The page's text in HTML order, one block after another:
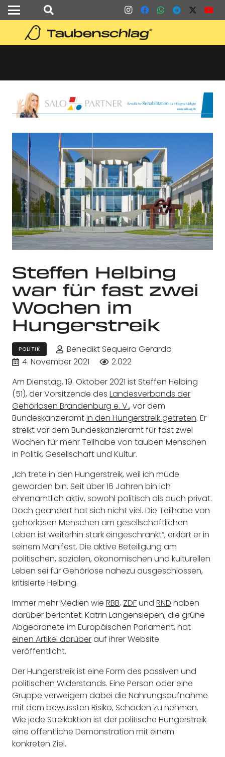
Steffen Helbing
war für fast zwei
Wochen im
Hungerstreik
POLITIK
Benedikt Sequeira Gerardo
4. November 2021
2.022
Am Dienstag, 19. Oktober 2021 ist Steffen Helbing
(51), der Vorsitzende des Landesverbands der
Gehörlosen Brandenburg e. V., vor dem
Bundeskanzleramtin den Hungerstreik getreten. Er
streikt vor dem Bundeskanzleramt für fast zwei
Wochen für mehr Teilhabe von tauben Menschen
in Politik, Gesellschaft und Kultur.
„Ich trete in den Hungerstreik, weil ich müde
geworden bin. Seit über 16 Jahren bin ich
ehrenamtlich aktiv, sowohl politisch als auch privat.
Doch geändert hat sich nicht viel. Die Teilhabe von
gehörlosen Menschen am gesellschaftlichen
Leben ist weiterhin stark eingeschränkt“, erklärt er in
seinem Manifest. Die aktive Beteiligung am
politischen, sozialen, ökonomischen und kulturellen
Leben sei für Gehörlose nahezu ausgeschlossen,
kritisierte Helbing.
Immer mehr Medien wie RBB, ZDFund RND haben
darüber berichtet. Katrin Langensiepen, die grüne
Abgeordnete im Europäischen Parlament, hat
einen Artikel darüberauf ihrer Website
veröffentlicht.
Der Hungerstreik ist eine Form des passiven und
politischen Widerstands. Eine Person oder eine
Gruppe verweigern dabei die Nahrungsaufnahme
mit dem bewussten Risiko, Schaden zu nehmen.
Wie jede Streikaktion ist der politische Hungerstreik
eine öffentliche Demonstration mit einem
konkreten Ziel.